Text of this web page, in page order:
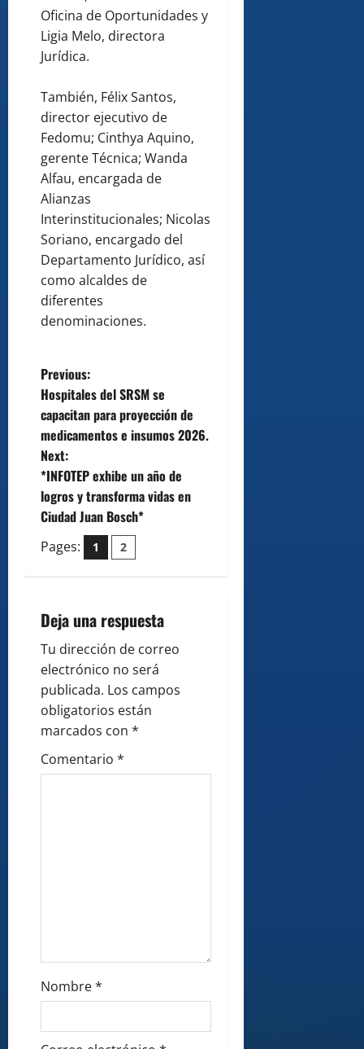
Oficina de Oportunidades y
Ligia Melo, directora
Jurídica.
También, Félix Santos,
director ejecutivo de
Fedomu; Cinthya Aquino,
gerente Técnica; Wanda
Alfau, encargada de
Alianzas
Interinstitucionales; Nicolas
Soriano, encargado del
Departamento Jurídico, así
como alcaldes de
diferentes
denominaciones.
P
o
s
t
n
a
i
g
a
t
i
Previous:
Hospitales del SRSM se
capacitan para proyección de
medicamentos e insumos 2026.
Next:
*INFOTEP exhibe un año de
logros y transforma vidas en
Ciudad Juan Bosch*
Pages: 1 2
Deja una respuesta
Tu dirección de correo
electrónico no será
publicada. Los campos
obligatorios están
marcados con *
Comentario *
Nombre*